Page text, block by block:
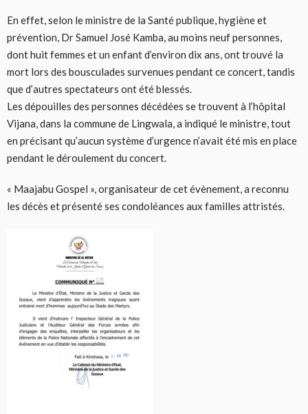
En effet, selon le ministre de la Santé publique, hygiène et
prévention, Dr Samuel José Kamba, au moins neuf personnes,
dont huit femmes et un enfant d’environ dix ans, ont trouvé la
mort lors des bousculades survenues pendant ce concert, tandis
que d’autres spectateurs ont été blessés.
Les dépouilles des personnes décédées se trouvent à l’hôpital
Vijana, dans la commune de Lingwala, a indiqué le ministre, tout
en précisant qu’aucun système d’urgence n’avait été mis en place
pendant le déroulement du concert.
« Maajabu Gospel », organisateur de cet évènement, a reconnu
les décès et présenté ses condoléances aux familles attristés.